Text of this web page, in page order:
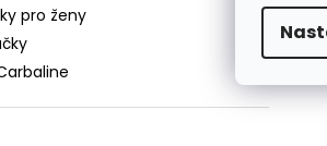
pro ženy